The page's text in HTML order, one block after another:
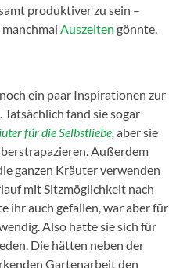
produktiver zu sein –
manchmalAuszeiten gönnte.
ein paar Inspirationen zur
fand sie sogar
für die Selbstliebe,aber sie
Außerdem
ganzen Kräuter verwenden
mit Sitzmöglichkeit nach
ihr auch gefallen, war aber für
Also hatte sie sich für
Die hätten neben der
Gartenarbeit den